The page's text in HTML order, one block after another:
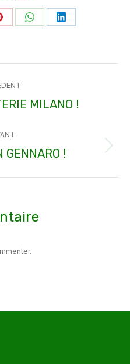
PartagerPartager
MILANO !
GENNARO !